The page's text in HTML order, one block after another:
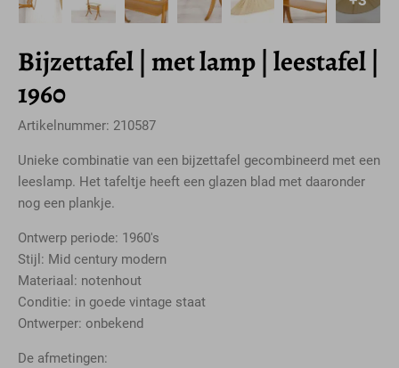
Bijzettafel | met lamp | leestafel |
1960
Artikelnummer: 210587
Unieke combinatie van een bijzettafel gecombineerd met een
leeslamp. Het tafeltje heeft een glazen blad met daaronder
nog een plankje.
Ontwerp periode: 1960's
Stijl: Mid century modern
Materiaal: notenhout
Conditie: in goede vintage staat
Ontwerper: onbekend
De afmetingen: